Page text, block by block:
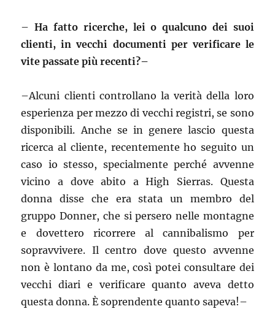
–Ha fatto ricerche, lei o qualcuno dei suoi
clienti, in vecchi documenti per verificare le
vite passate più recenti?–
–Alcuni clienti controllano la verità della loro
esperienza per mezzo di vecchi registri, se sono
disponibili. Anche se in genere lascio questa
ricerca al cliente, recentemente ho seguito un
caso io stesso, specialmente perché avvenne
vicino a dove abito a High Sierras. Questa
donna disse che era stata un membro del
gruppo Donner, che si persero nelle montagne
e dovettero ricorrere al cannibalismo per
sopravvivere. Il centro dove questo avvenne
non è lontano da me, così potei consultare dei
vecchi diari e verificare quanto aveva detto
questa donna. È soprendente quanto sapeva!–